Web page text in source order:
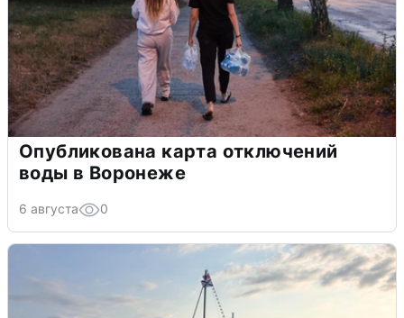
Опубликована карта отключений
воды в Воронеже
6 августа 0